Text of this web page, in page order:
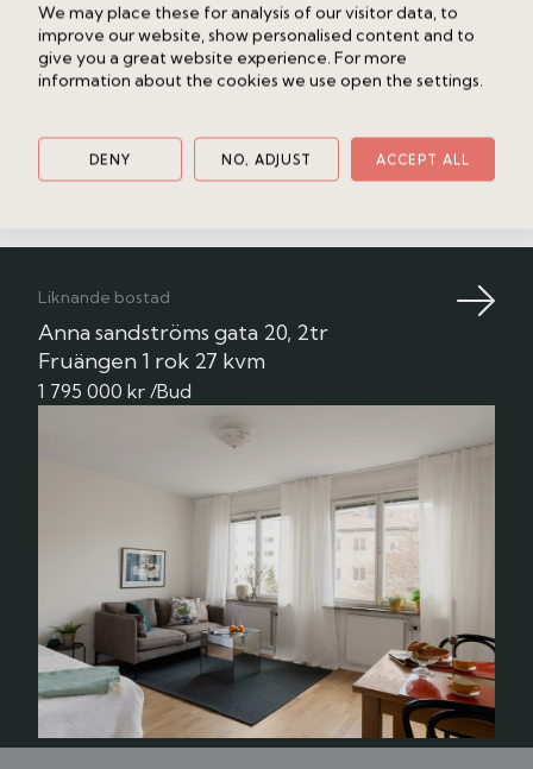
Inga visningstider ännu, men kontakta mig gärna om du har
frågor.
Anmäl intresse
Liknande bostad
Anna sandströms gata 20, 2tr
Fruängen 1 rok 27 kvm
1 795 000 kr /Bud
We may place these for analysis of our visitor data, to
improve our website, show personalised content and to
give you a great website experience. For more
information about the cookies we use open the settings.
DENY NO, ADJUST ACCEPT ALL